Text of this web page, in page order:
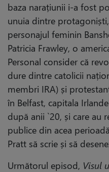
baza narațiunii i-a fost
unuia dintre
personajul feminin
Patricia Frawley, o
Personal consider că
dure dintre catolicii
membri IRA) și
în Belfast, capitala
după anii `20, și care au
publice din acea
Pratt să scrie și să
Următorul episod, Visul